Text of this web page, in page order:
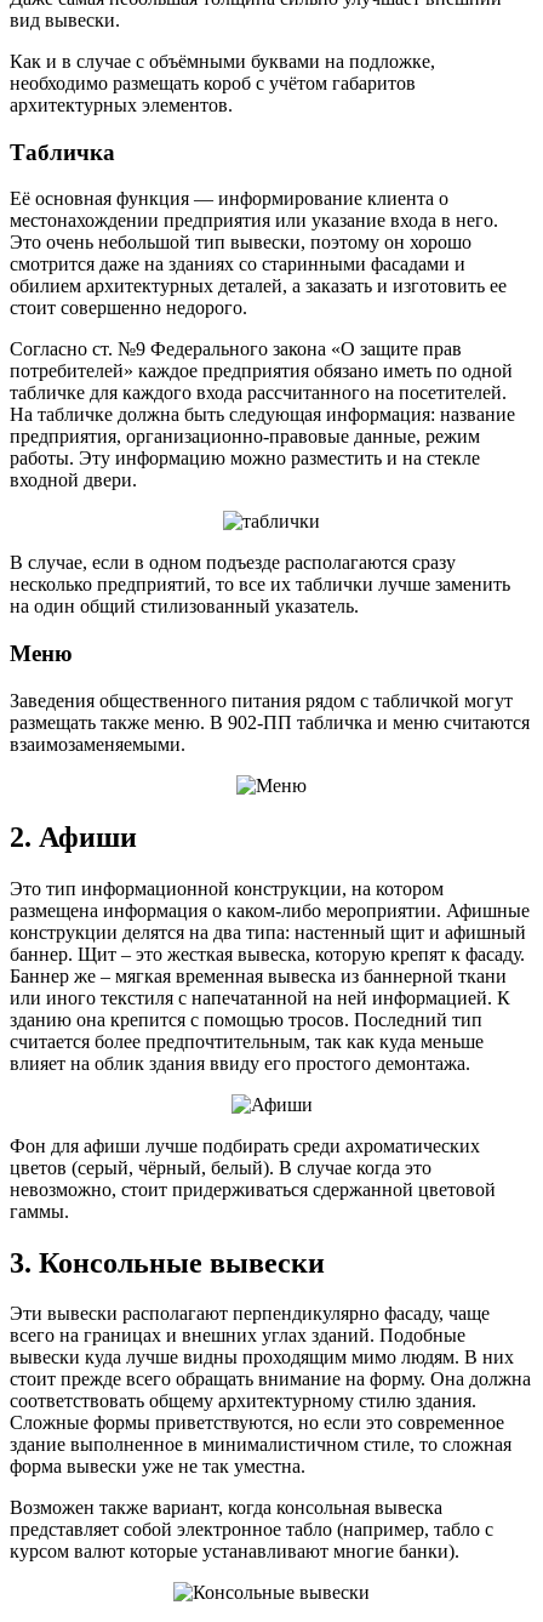
вид вывески.
Как и в случае с объёмными буквами на подложке,
необходимо размещать короб с учётом габаритов
архитектурных элементов.
Табличка
Её основная функция — информирование клиента о
местонахождении предприятия или указание входа в него.
Это очень небольшой тип вывески, поэтому он хорошо
смотрится даже на зданиях со старинными фасадами и
обилием архитектурных деталей, а заказать и изготовить ее
стоит совершенно недорого.
Согласно ст. №9 Федерального закона «О защите прав
потребителей» каждое предприятия обязано иметь по одной
табличке для каждого входа рассчитанного на посетителей.
На табличке должна быть следующая информация: название
предприятия, организационно-правовые данные, режим
работы. Эту информацию можно разместить и на стекле
входной двери.
В случае, если в одном подъезде располагаются сразу
несколько предприятий, то все их таблички лучше заменить
на один общий стилизованный указатель.
Меню
Заведения общественного питания рядом с табличкой могут
размещать также меню. В 902-ПП табличка и меню считаются
взаимозаменяемыми.
2. Афиши
Это тип информационной конструкции, на котором
размещена информация о каком-либо мероприятии. Афишные
конструкции делятся на два типа: настенный щит и афишный
баннер. Щит – это жесткая вывеска, которую крепят к фасаду.
Баннер же – мягкая временная вывеска из баннерной ткани
или иного текстиля с напечатанной на ней информацией. К
зданию она крепится с помощью тросов. Последний тип
считается более предпочтительным, так как куда меньше
влияет на облик здания ввиду его простого демонтажа.
Фон для афиши лучше подбирать среди ахроматических
цветов (серый, чёрный, белый). В случае когда это
невозможно, стоит придерживаться сдержанной цветовой
гаммы.
3. Консольные вывески
Эти вывески располагают перпендикулярно фасаду, чаще
всего на границах и внешних углах зданий. Подобные
вывески куда лучше видны проходящим мимо людям. В них
стоит прежде всего обращать внимание на форму. Она должна
соответствовать общему архитектурному стилю здания.
Сложные формы приветствуются, но если это современное
здание выполненное в минималистичном стиле, то сложная
форма вывески уже не так уместна.
Возможен также вариант, когда консольная вывеска
представляет собой электронное табло (например, табло с
курсом валют которые устанавливают многие банки).